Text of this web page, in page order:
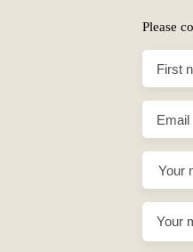
Please
First
Email
Your
Your